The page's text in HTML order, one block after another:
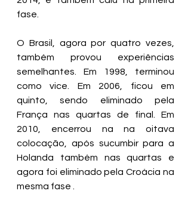
fase.
O Brasil, agora por quatro vezes,
também provou experiências
semelhantes. Em 1998, terminou
como vice. Em 2006, ficou em
quinto, sendo eliminado pela
França nas quartas de final. Em
2010, encerrou na na oitava
colocação, após sucumbir para a
Holanda também nas quartas e
agora foi eliminado pela Croácia na
mesma fase .